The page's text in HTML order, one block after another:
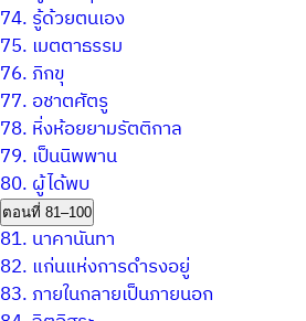
74. รู้ด้วยตนเอง
75. เมตตาธรรม
76. ภิกขุ
77. อชาตศัตรู
78. หิ่งห้อยยามรัตติกาล
79. เป็นนิพพาน
80. ผู้ได้พบ
ตอนที่ 81–100
81. นาคานันทา
82. แก่นแห่งการดำรงอยู่
83. ภายในกลายเป็นภายนอก